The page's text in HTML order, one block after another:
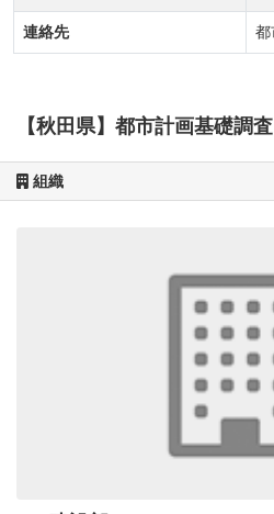
【秋田県】都市計画基礎調査
組織
連絡先 都